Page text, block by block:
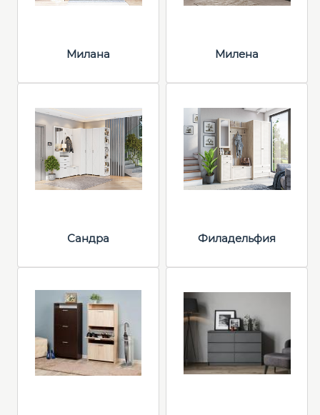
Милана Милена
Сандра Филадельфия